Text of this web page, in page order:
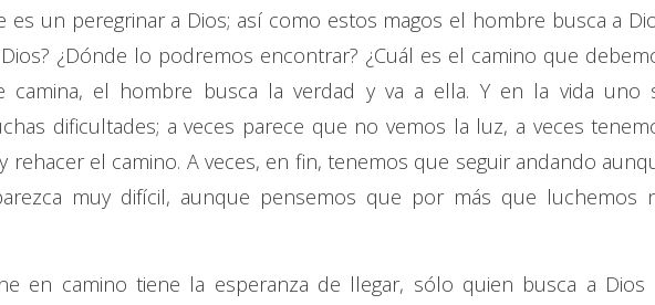
es un peregrinar a Dios; así como estos magos el hombre busca a
¿Dónde lo podremos encontrar? ¿Cuál es el camino que
camina, el hombre busca la verdad y va a ella. Y en la vida uno
dificultades; a veces parece que no vemos la luz, a veces
rehacer el camino. A veces, en fin, tenemos que seguir andando
muy difícil, aunque pensemos que por más que luchemos
en camino tiene la esperanza de llegar, sólo quien busca a Dios